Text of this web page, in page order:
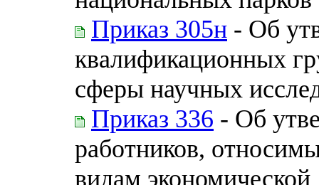
Приказ 305н - Об
квалификационных
сферы научных
Приказ 336 - Об
работников,
видам экономической